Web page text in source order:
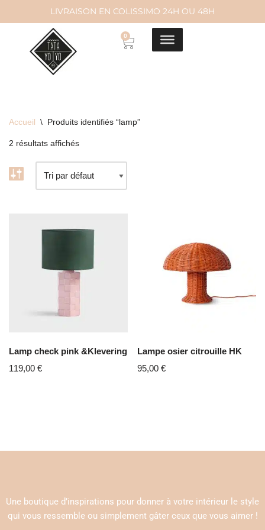
contenu
LIVRAISON EN COLISSIMO 24H OU 48H
0
Accueil \ Produits identifiés “lamp”
2 résultats affichés
Lamp check pink &Klevering
119,00 €
Lampe osier citrouille HK
95,00€
Une boutique d’inspirations pour donner à votre intérieur le style
qui vous ressemble ou simplement gâter ceux que vous aimer !